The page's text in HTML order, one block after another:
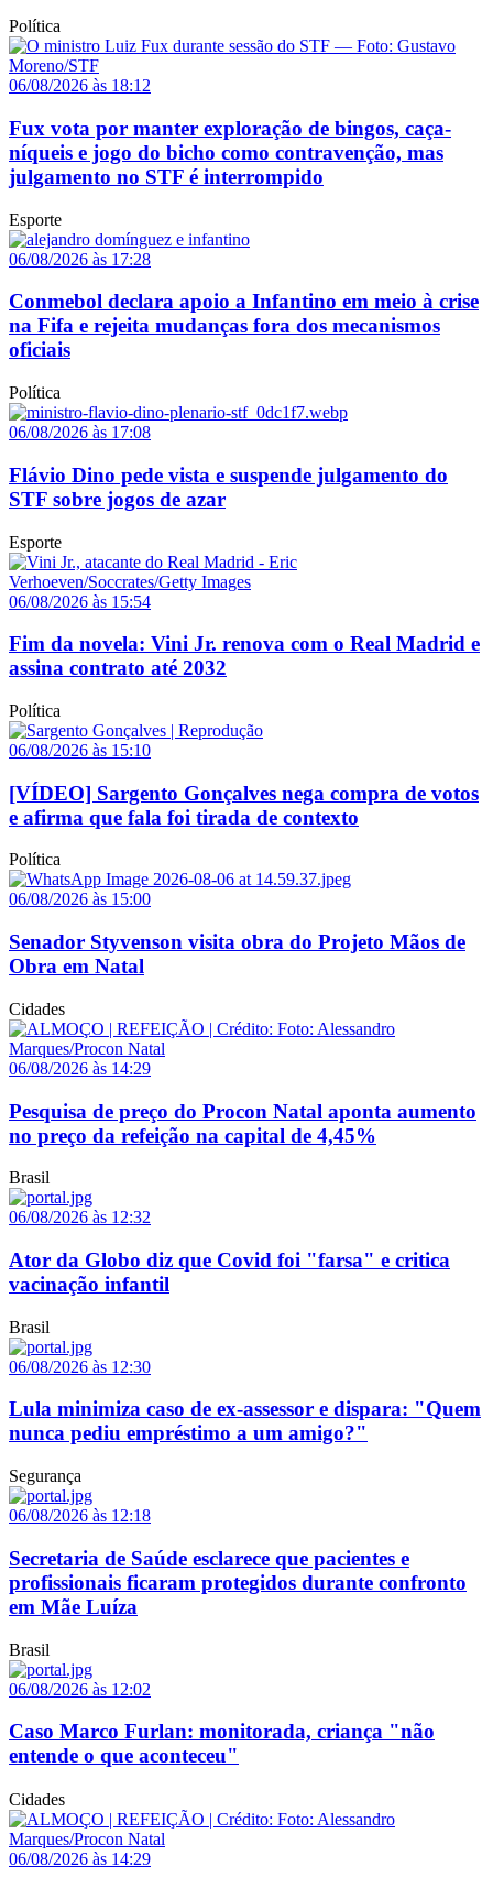
Política
06/08/2026 às 18:12
Fux vota por manter exploração de bingos, caça-
níqueis e jogo do bicho como contravenção, mas
julgamento no STF é interrompido
Esporte
06/08/2026 às 17:28
Conmebol declara apoio a Infantino em meio à crise
na Fifa e rejeita mudanças fora dos mecanismos
oficiais
Política
06/08/2026 às 17:08
Flávio Dino pede vista e suspende julgamento do
STF sobre jogos de azar
Esporte
06/08/2026 às 15:54
Fim da novela: Vini Jr. renova com o Real Madrid e
assina contrato até 2032
Política
06/08/2026 às 15:10
[VÍDEO] Sargento Gonçalves nega compra de votos
e afirma que fala foi tirada de contexto
Política
06/08/2026 às 15:00
Senador Styvenson visita obra do Projeto Mãos de
Obra em Natal
Cidades
06/08/2026 às 14:29
Pesquisa de preço do Procon Natal aponta aumento
no preço da refeição na capital de 4,45%
Brasil
06/08/2026 às 12:32
Ator da Globo diz que Covid foi "farsa" e critica
vacinação infantil
Brasil
06/08/2026 às 12:30
Lula minimiza caso de ex-assessor e dispara: "Quem
nunca pediu empréstimo a um amigo?"
Segurança
06/08/2026 às 12:18
Secretaria de Saúde esclarece que pacientes e
profissionais ficaram protegidos durante confronto
em Mãe Luíza
Brasil
06/08/2026 às 12:02
Caso Marco Furlan: monitorada, criança "não
entende o que aconteceu"
Cidades
06/08/2026 às 14:29